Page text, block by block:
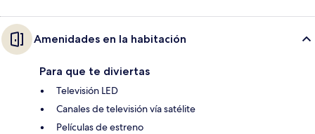
Amenidades en la habitación
Para que te diviertas
Televisión LED
Canales de televisión vía satélite
Películas de estreno